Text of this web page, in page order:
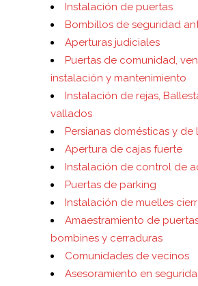
Instalación de puertas
Bombillos de seguridad
Aperturas judiciales
Puertas de comunidad,
instalación y mantenimiento
Instalación de rejas,
vallados
Persianas domésticas y de
Apertura de cajas fuerte
Instalación de control de
Puertas de parking
Instalación de muelles
Amaestramiento de
bombines y cerraduras
Comunidades de vecinos
Asesoramiento en